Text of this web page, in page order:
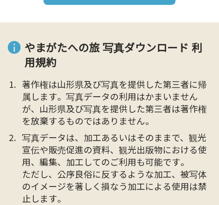
やまがたへの旅 写真ダウンロード 利
用規約
著作権は山形県及び写真を提供した第三者に帰
属します。写真データの利用はかまいません
が、山形県及び写真を提供した第三者は著作権
を放棄するものではありません。
写真データは、加工あるいはそのままで、観光
宣伝や販売促進の資料、観光出版物における使
用、編集、加工してのご利用も可能です。
ただし、公序良俗に反するような加工、被写体
のイメージを著しく損なう加工による使用は禁
止します。